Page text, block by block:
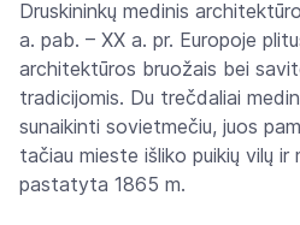
Druskininkų medinis
a. pab. – XX a. pr. Europoje
architektūros bruožais bei
tradicijomis. Du trečdaliai
sunaikinti sovietmečiu, juos
tačiau mieste išliko puikių vilų ir
pastatyta 1865 m.